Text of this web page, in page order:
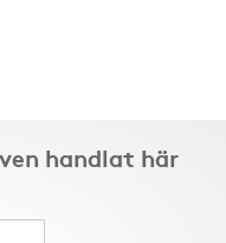
handlat här